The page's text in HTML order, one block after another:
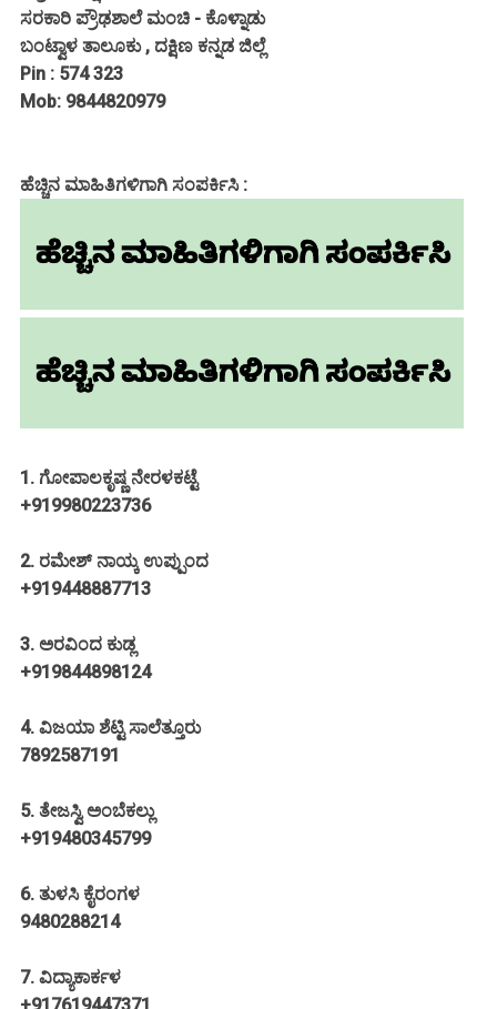
ಸರಕಾರಿ ಪ್ರೌಢಶಾಲೆ ಮಂಚಿ - ಕೊಳ್ನಾಡು
ಬಂಟ್ವಾಳ ತಾಲೂಕು , ದಕ್ಷಿಣ ಕನ್ನಡ ಜಿಲ್ಲೆ
Pin : 574 323
Mob: 9844820979
ಹೆಚ್ಚಿನ ಮಾಹಿತಿಗಳಿಗಾಗಿ ಸಂಪರ್ಕಿಸಿ :
1. ಗೋಪಾಲಕೃಷ್ಣ ನೇರಳಕಟ್ಟೆ
+919980223736
2. ರಮೇಶ್ ನಾಯ್ಕ ಉಪ್ಪುಂದ
+919448887713
3. ಅರವಿಂದ ಕುಡ್ಲ
+919844898124
4. ವಿಜಯಾ ಶೆಟ್ಟಿ ಸಾಲೆತ್ತೂರು
7892587191
5. ತೇಜಸ್ವಿ ಅಂಬೆಕಲ್ಲು
+919480345799
6. ತುಳಸಿ ಕೈರಂಗಳ
9480288214
7. ವಿದ್ಯಾಕಾರ್ಕಳ